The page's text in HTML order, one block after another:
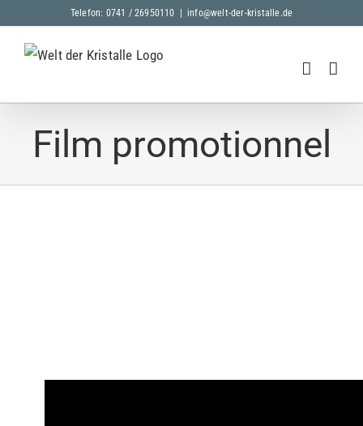
content
Telefon: 0741 / 26950110 info@welt-der-kristalle.de
Film promotionnel